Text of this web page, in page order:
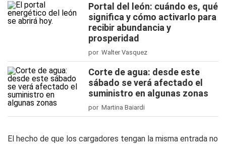
Portal del león: cuándo es, qué
significa y cómo activarlo para
recibir abundancia y
prosperidad
por Walter Vasquez
Corte de agua: desde este
sábado se verá afectado el
suministro en algunas zonas
por Martina Baiardi
El hecho de que los cargadores tengan la misma entrada no